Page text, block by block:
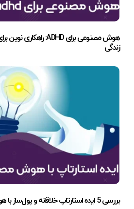
هوش مصنوعی برای ADHD: راهکاری نوین برای مدیریت تمرکز و بهبود
زندگی
بررسی 5 ایده استارتاپ خلاقانه و پول‌ساز با هوش مصنوعی